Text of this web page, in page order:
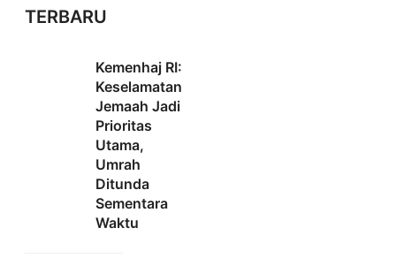
TERBARU
Kemenhaj RI:
Keselamatan
Jemaah Jadi
Prioritas
Utama,
Umrah
Ditunda
Sementara
Waktu